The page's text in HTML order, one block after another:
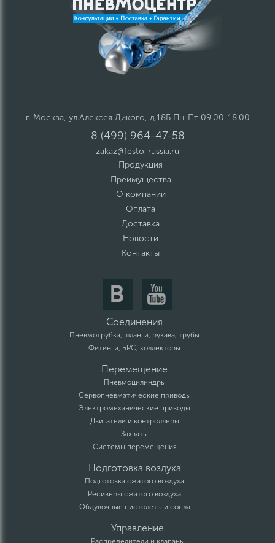
г. Москва, ул.Алексея Дикого, д.18Б Пн-Пт 09.00-18.00
8 (499) 964-47-58
zakaz@festo-russia.ru
Продукция
Преимущества
О компании
Оплата
Доставка
Новости
Контакты
Соединения
Пневмотрубка, шланги, рукава, трубы
Фитинги, БРС, коллекторы
Перемещение
Пневмоцилиндры
Сервопневматические приводы
Электромеханические приводы
Двигатели и контроллеры
Захваты
Системы перемещения
Подготовка воздуха
Подготовка сжатого воздуха
Ресиверы сжатого воздуха
Обдувочные пистолеты и сопла
Управление